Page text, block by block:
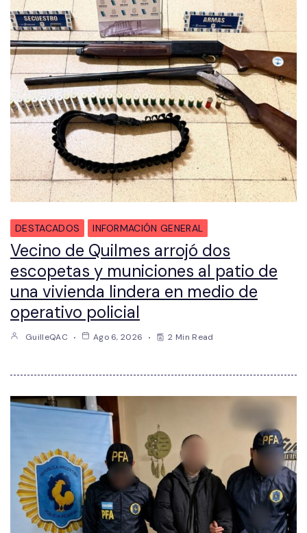
DESTACADOS INFORMACIÓN GENERAL
Vecino de Quilmes arrojó dos
escopetas y municiones al patio de
una vivienda lindera en medio de
operativo policial
GuilleQAC Ago 6, 2026 2 Min Read